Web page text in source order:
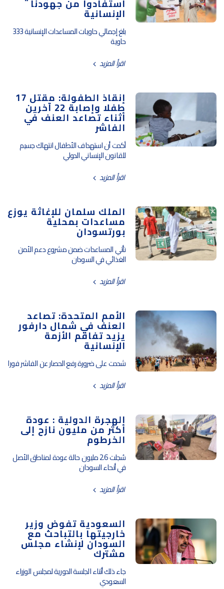
استفادوا من جهودنا
الإنسانية
بلغ إجمالي حاويات المساعدات الإنسانية 333
حاوية
اقرأ المزيد
إنقاذ الطفولة: مقتل 17
طفلا وإصابة 22 آخرين
أثناء تصاعد العنف في
الفاشر
أكدت أن استهداف الأطفال انتهاك جسيم
للقانون الإنساني الدولي
اقرأ المزيد
الملك سلمان للإغاثة يوزع
مساعدات بمحلية
بورتسودان
تأتي المساعدات ضمن مشروع دعم الأمن
الغذائي في السودان
اقرأ المزيد
الأمم المتحدة: تصاعد
العنف في شمال دارفور
يزيد تفاقم الأزمة
الإنسانية
شددت على ضرورة رفع الحصار عن الفاشر فورا
اقرأ المزيد
الهجرة الدولية : عودة
أكثر من مليون نازح إلى
الخرطوم
سُجلت 2.6 مليون حالة عودة لمناطق الأصل
في أنحاء السودان
اقرأ المزيد
السعودية تفوض وزير
خارجيتها بالتباحث مع
السودان لإنشاء مجلس
مشترك
جاء ذلك أثناء الجلسة الدورية لمجلس الوزراء
السعودي